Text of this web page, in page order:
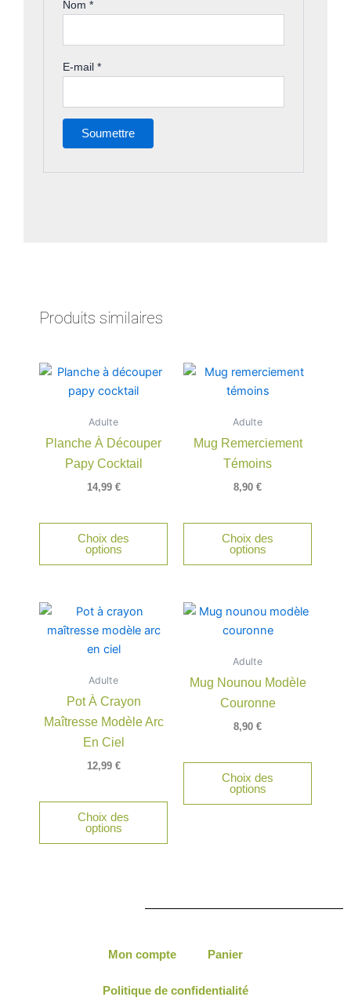
Nom*
E-mail*
Produits similaires
Adulte
Planche À Découper
Papy Cocktail
14,99 €
Choix des
options
Adulte
Mug Remerciement
Témoins
8,90 €
Choix des
options
Adulte
Pot À Crayon
Maîtresse Modèle Arc
En Ciel
12,99 €
Choix des
options
Adulte
Mug Nounou Modèle
Couronne
8,90 €
Choix des
options
Mon compte Panier
Politique de confidentialité